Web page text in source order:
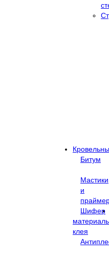
Битум
Мастики
и
Шифер
клея